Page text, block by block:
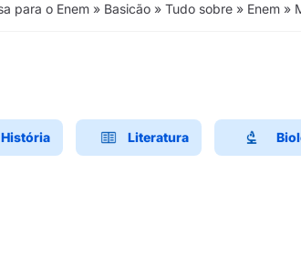
para o Enem » Basicão » Tudo sobre » Enem »
História Literatura